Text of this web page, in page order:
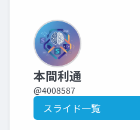
本間利通
@4008587
スライド一覧